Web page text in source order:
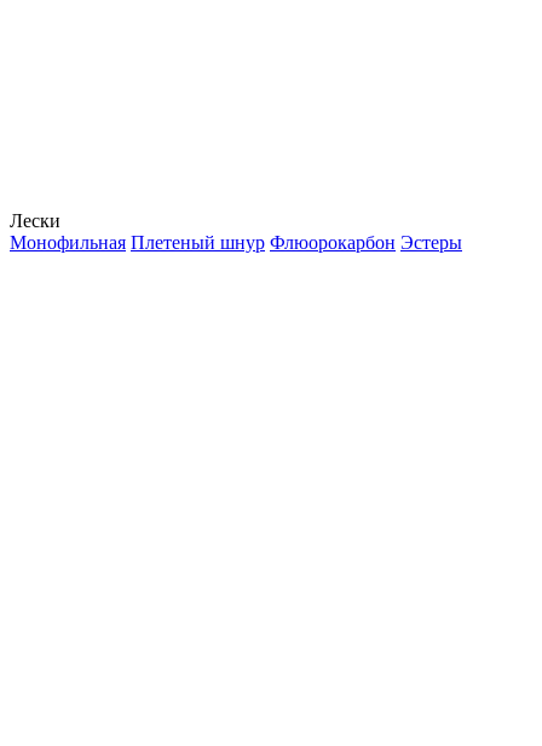
Лески
Монофильная Плетеный шнур Флюорокарбон Эстеры